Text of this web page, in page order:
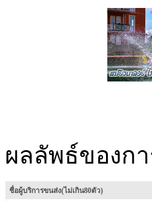
ผลลัพธ์ของก
ชื่อผู้บริการขนส่ง(ไม่เกิน80ตัว)